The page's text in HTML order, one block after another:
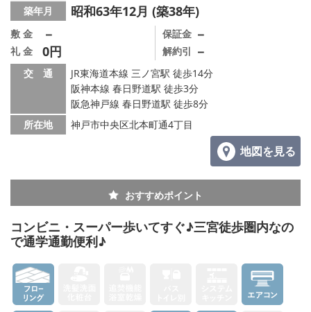
築年月 昭和63年12月 (築38年)
敷 金 －
礼 金 0円
保証金 －
解約引 －
交 通
JR東海道本線 三ノ宮駅 徒歩14分
阪神本線 春日野道駅 徒歩3分
阪急神戸線 春日野道駅 徒歩8分
所在地
神戸市中央区北本町通4丁目
地図を見る
おすすめポイント
コンビニ・スーパー歩いてすぐ♪三宮徒歩圏内なの
で通学通勤便利♪